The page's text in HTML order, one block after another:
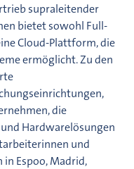
supraleitender
bietet sowohl Full-
Cloud-Plattform, die
ermöglicht. Zu den
die
Hardwarelösungen
und
Espoo, Madrid,